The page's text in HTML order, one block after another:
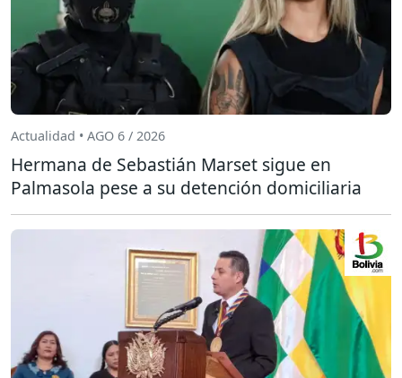
Actualidad • AGO 6 / 2026
Hermana de Sebastián Marset sigue en
Palmasola pese a su detención domiciliaria